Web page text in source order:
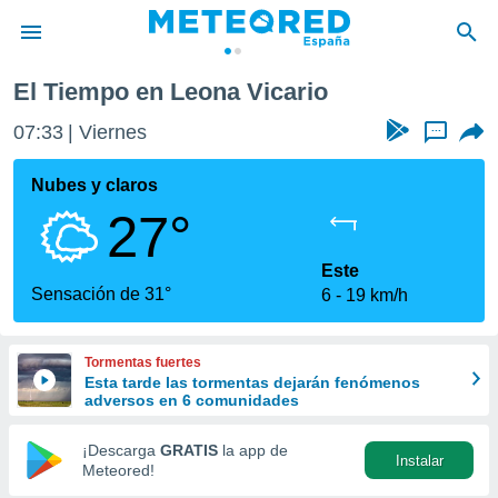
de
por
que se
calidad.
a este
las
y
forma
digital
basada
El Tiempo en Leona Vicario
07:33 Viernes ...
Nubes y claros
27°
Sensación de 31°
Este
6
19 km/h
Tormentas fuertes
Esta tarde las tormentas dejarán fenómenos
adversos en 6 comunidades
¡Descarga GRATIS la app de
Meteored!
Instalar